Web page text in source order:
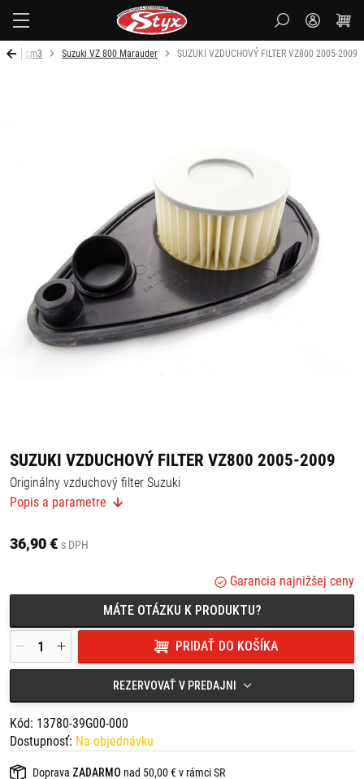
1000 cm3 Suzuki VZ 800 Marauder SUZUKI VZDUCHOVÝ FILTER VZ800 2005-2009
SUZUKI VZDUCHOVÝ FILTER VZ800 2005-2009
Originálny vzduchový filter Suzuki
Vhodný pre:
Suzuki VZ800 od roku výroby 2005 - 2009
Ak si nie ste istí, či bude vhodný na Váš motocykel Suzuki,
kontaktujte nás, radi Vám pomôžeme
Popis a parametre
36,90 € s DPH
Garancia najnižšej ceny
MÁTE OTÁZKU K PRODUKTU?
PRIDAŤ DO KOŠÍKA
REZERVOVAŤ V PREDAJNI
Kód: 13780-39G00-000
Dostupnosť: Na objednávku
Doprava ZADARMO nad 50,00 € v rámci SR